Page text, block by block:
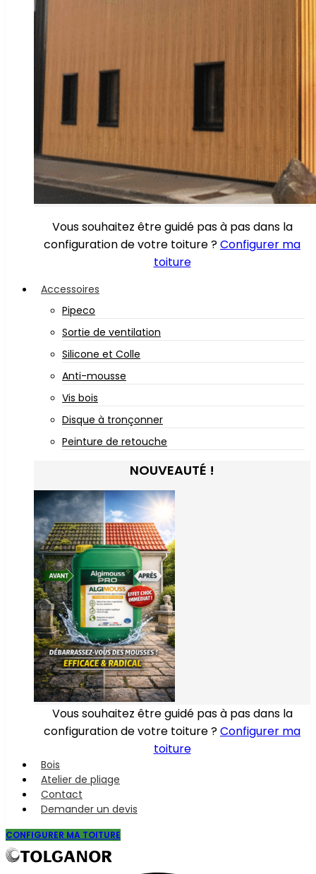
Vous souhaitez être guidé pas à pas dans la
configuration de votre toiture ?Configurer ma
toiture
Accessoires
Pipeco
Sortie de ventilation
Silicone et Colle
Anti-mousse
Vis bois
Disque à tronçonner
Peinture de retouche
NOUVEAUTÉ !
Vous souhaitez être guidé pas à pas dans la
configuration de votre toiture ?Configurer ma
toiture
Bois
Atelier de pliage
Contact
Demander un devis
CONFIGURER MA TOITURE